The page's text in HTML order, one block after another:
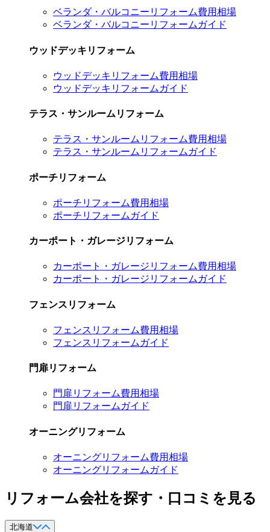
ベランダ・バルコニーリフォーム費用相場
ベランダ・バルコニーリフォームガイド
ウッドデッキリフォーム
ウッドデッキリフォーム費用相場
ウッドデッキリフォームガイド
テラス・サンルームリフォーム
テラス・サンルームリフォーム費用相場
テラス・サンルームリフォームガイド
ポーチリフォーム
ポーチリフォーム費用相場
ポーチリフォームガイド
カーポート・ガレージリフォーム
カーポート・ガレージリフォーム費用相場
カーポート・ガレージリフォームガイド
フェンスリフォーム
フェンスリフォーム費用相場
フェンスリフォームガイド
門扉リフォーム
門扉リフォーム費用相場
門扉リフォームガイド
オーニングリフォーム
オーニングリフォーム費用相場
オーニングリフォームガイド
リフォーム会社を探す・口コミを見る
北海道